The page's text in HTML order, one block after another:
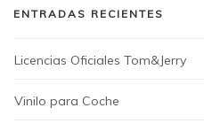
ENTRADAS RECIENTES
Licencias Oficiales Tom&Jerry
Vinilo para Coche